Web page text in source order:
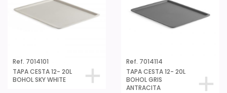
Ref. 7014101
TAPA CESTA 12- 20L
BOHOL SKY WHITE
Ref. 7014114
TAPA CESTA 12- 20L
BOHOL GRIS
ANTRACITA